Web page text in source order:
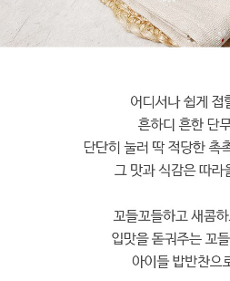
페이코 라이